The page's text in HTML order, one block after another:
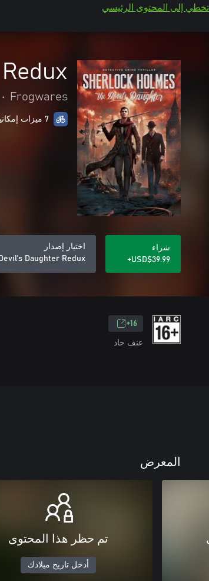
تخطي إلى المحتوى الرئيسي
Frogwares
•
7 ميزات إمكانية وصول ذوي الاحتياجات الخاصة
شراء
USD$39.99+
اختيار إصدار
Daughter Redux
16+
عنف حاد
المعرض
تم حظر هذا المحتوى
أدخل تاريخ ميلادك